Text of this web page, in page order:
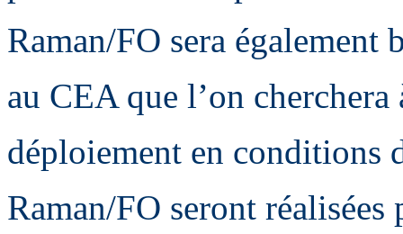
Raman/FO sera également
au CEA que l’on
déploiement en conditions
Raman/FO seront